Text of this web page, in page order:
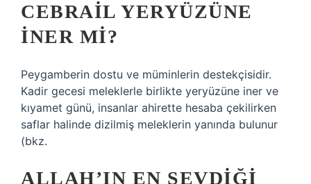
CEBRAIL YERYÜZÜNE
INER MI?
Peygamberin dostu ve müminlerin destekçisidir.
Kadir gecesi meleklerle birlikte yeryüzüne iner ve
kıyamet günü, insanlar ahirette hesaba çekilirken
saflar halinde dizilmiş meleklerin yanında bulunur
(bkz.
ALLAH’IN EN SEVDIĞI